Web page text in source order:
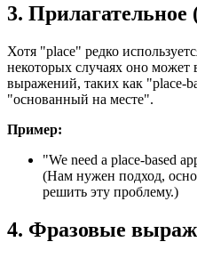
3. Прилагательное
Хотя "place" редко
некоторых случаях оно может
выражений, таких как "place-
"основанный на месте".
Пример:
"We need a place-based
(Нам нужен подход,
решить эту проблему.)
4. Фразовые